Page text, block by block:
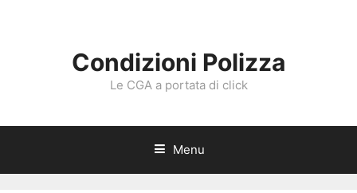
Condizioni Polizza
Le CGA a portata di click
Menu